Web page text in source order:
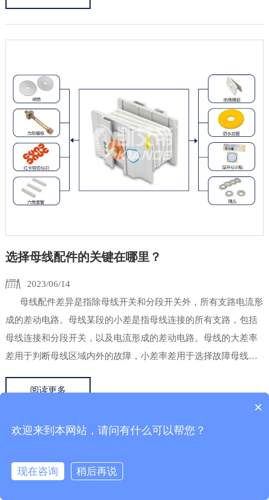
选择母线配件的关键在哪里？
2023/06/14
母线配件差异是指除母线开关和分段开关外，所有支路电流形
成的差动电路。母线某段的小差是指母线连接的所有支路，包括
母线连接和分段开关，以及电流形成的差动电路。母线的大差率
差用于判断母线区域内外的故障，小差率差用于选择故障母线。
阅读更多
×
欢迎来到本网站，请问有什么可以帮您？
现在咨询
稍后再说
在线咨询